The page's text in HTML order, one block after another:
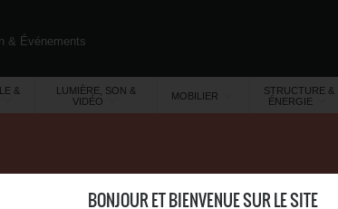
& Événements
&
LUMIÈRE, SON &
VIDÉO
MOBILIER
STRUCTURE &
ÉNERGIE
BONJOUR ET BIENVENUE SUR LE SITE